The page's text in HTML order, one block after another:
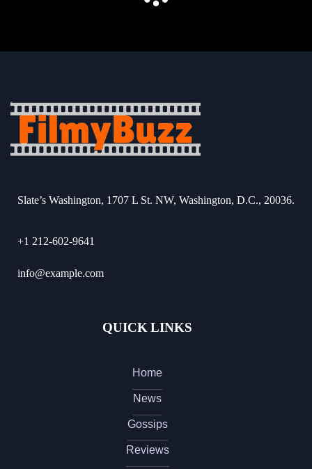
Slate’s Washington, 1707 L St. NW, Washington, D.C., 20036.
+1 212-602-9641
info@example.com
QUICK LINKS
Home
News
Gossips
Reviews